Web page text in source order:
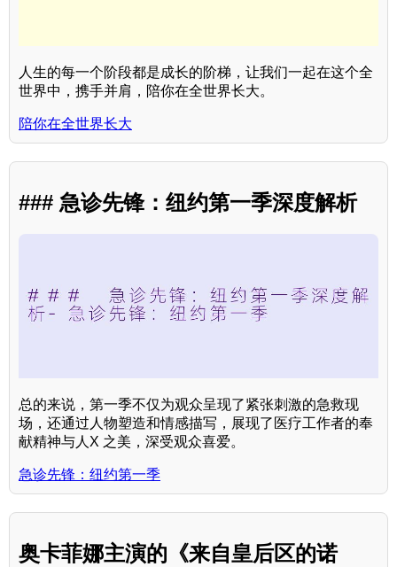
人生的每一个阶段都是成长的阶梯，让我们一起在这个全
世界中，携手并肩，陪你在全世界长大。
陪你在全世界长大
### 急诊先锋：纽约第一季深度解析
总的来说，第一季不仅为观众呈现了紧张刺激的急救现
场，还通过人物塑造和情感描写，展现了医疗工作者的奉
献精神与人X 之美，深受观众喜爱。
急诊先锋：纽约第一季
奥卡菲娜主演的《来自皇后区的诺